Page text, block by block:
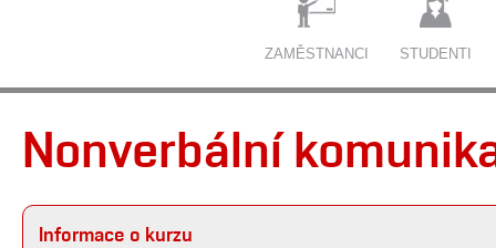
ZAMĚSTNANCI STUDENTI
Nonverbální
Informace o kurzu